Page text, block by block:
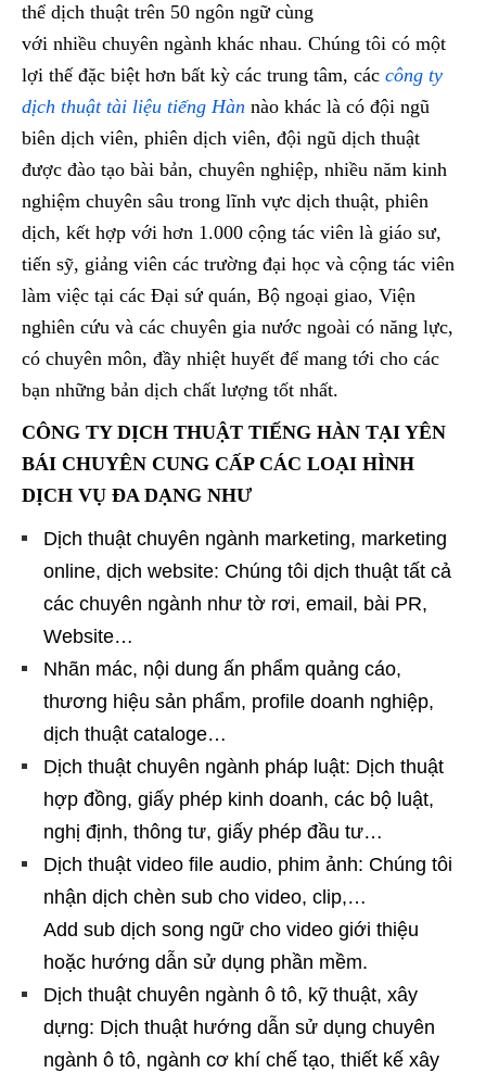
thể dịch thuật trên 50 ngôn ngữ cùng
với nhiều chuyên ngành khác nhau. Chúng tôi có một
lợi thế đặc biệt hơn bất kỳ các trung tâm, các công ty
dịch thuật tài liệu tiếng Hàn nào khác là có đội ngũ
biên dịch viên, phiên dịch viên, đội ngũ dịch thuật
được đào tạo bài bản, chuyên nghiệp, nhiều năm kinh
nghiệm chuyên sâu trong lĩnh vực dịch thuật, phiên
dịch, kết hợp với hơn 1.000 cộng tác viên là giáo sư,
tiến sỹ, giảng viên các trường đại học và cộng tác viên
làm việc tại các Đại sứ quán, Bộ ngoại giao, Viện
nghiên cứu và các chuyên gia nước ngoài có năng lực,
có chuyên môn, đầy nhiệt huyết để mang tới cho các
bạn những bản dịch chất lượng tốt nhất.
CÔNG TY DỊCH THUẬT TIẾNG HÀN TẠI YÊN
BÁI CHUYÊN CUNG CẤP CÁC LOẠI HÌNH
DỊCH VỤ ĐA DẠNG NHƯ
Dịch thuật chuyên ngành marketing, marketing
online, dịch website: Chúng tôi dịch thuật tất cả
các chuyên ngành như tờ rơi, email, bài PR,
Website…
Nhãn mác, nội dung ấn phẩm quảng cáo,
thương hiệu sản phẩm, profile doanh nghiệp,
dịch thuật cataloge…
Dịch thuật chuyên ngành pháp luật: Dịch thuật
hợp đồng, giấy phép kinh doanh, các bộ luật,
nghị định, thông tư, giấy phép đầu tư…
Dịch thuật video file audio, phim ảnh: Chúng tôi
nhận dịch chèn sub cho video, clip,…
Add sub dịch song ngữ cho video giới thiệu
hoặc hướng dẫn sử dụng phần mềm.
Dịch thuật chuyên ngành ô tô, kỹ thuật, xây
dựng: Dịch thuật hướng dẫn sử dụng chuyên
ngành ô tô, ngành cơ khí chế tạo, thiết kế xây